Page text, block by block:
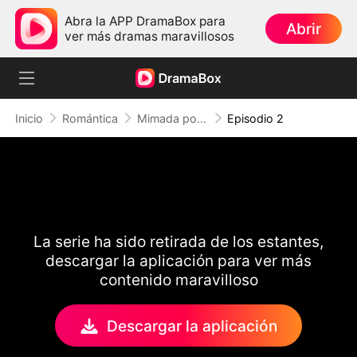
Abra la APP DramaBox para
ver más dramas maravillosos
Abrir
Inicio Romántica Mimada por el Abogado Frío Episodio 2
La serie ha sido retirada de los estantes,
descargar la aplicación para ver más
contenido maravilloso
Descargar la aplicación